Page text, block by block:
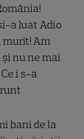
a luat Adio
murit! Am
nu ne mai
i s-a
bani de la